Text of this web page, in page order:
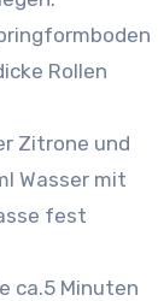
Rollen
Zitrone und
Wasser mit
fest
ca.5 Minuten